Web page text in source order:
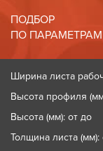
ПОДБОР
ПО ПАРАМЕТРАМ
Ширина листа
Высота профиля
Высота (мм): от до
Толщина листа (мм):